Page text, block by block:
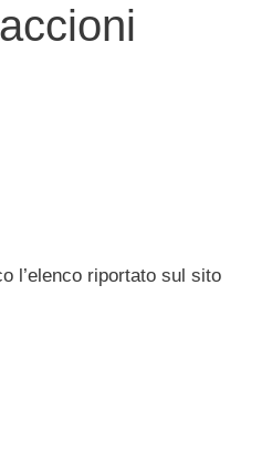
l’elenco riportato sul sito